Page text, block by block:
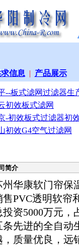
信息 | 产品展示
--板式滤网过滤器生
初效板式滤网
-初效板式过滤器初
初效G4空气过滤网
简介
州华康软门帘保
售PVC透明软帘
投资5000万元，
条先进的全自动
，质量优良，远